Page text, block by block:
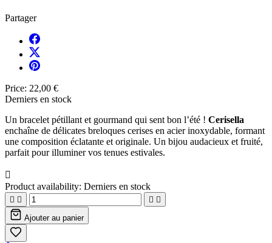
Partager
Price: 22,00 €
Derniers en stock
Un bracelet pétillant et gourmand qui sent bon l’été ! Cerisella
enchaîne de délicates breloques cerises en acier inoxydable, formant
une composition éclatante et originale. Un bijou audacieux et fruité,
parfait pour illuminer vos tenues estivales.

Product availability: Derniers en stock
   
Ajouter au panier